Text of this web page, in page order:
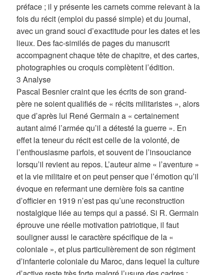
préface ; il y présente les carnets comme relevant à la
fois du récit (emploi du passé simple) et du journal,
avec un grand souci d’exactitude pour les dates et les
lieux. Des fac-similés de pages du manuscrit
accompagnent chaque tête de chapitre, et des cartes,
photographies ou croquis complètent l’édition.
3 Analyse
Pascal Besnier craint que les écrits de son grand-
père ne soient qualifiés de « récits militaristes », alors
que d’après lui René Germain a « certainement
autant aimé l’armée qu’il a détesté la guerre ». En
effet la teneur du récit est celle de la volonté, de
l’enthousiasme parfois, et souvent de l’insouciance
lorsqu’il revient au repos. L’auteur aime « l’aventure »
et la vie militaire et on peut penser que l’émotion qu’il
évoque en refermant une dernière fois sa cantine
d’officier en 1919 n’est pas qu’une reconstruction
nostalgique liée au temps qui a passé. Si R. Germain
éprouve une réelle motivation patriotique, il faut
souligner aussi le caractère spécifique de la «
coloniale », et plus particulièrement de son régiment
d’infanterie coloniale du Maroc, dans lequel la culture